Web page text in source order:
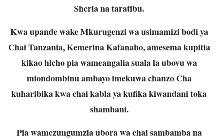
Sheria na taratibu.
Kwa upande wake Mkurugenzi wa usimamizi bodi ya
Chai Tanzania, Kemerina Kafanabo, amesema kupitia
kikao hicho pia wameangalia suala la ubovu wa
miondombinu ambayo imekuwa chanzo Cha
kuharibika kwa chai kabla ya kufika kiwandani toka
shambani.
Pia wamezungumzia ubora wa chai sambamba na